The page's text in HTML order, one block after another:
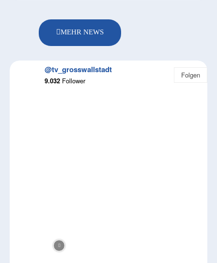
MEHR NEWS
@tv_grosswallstadt
9.032 Follower
Folgen